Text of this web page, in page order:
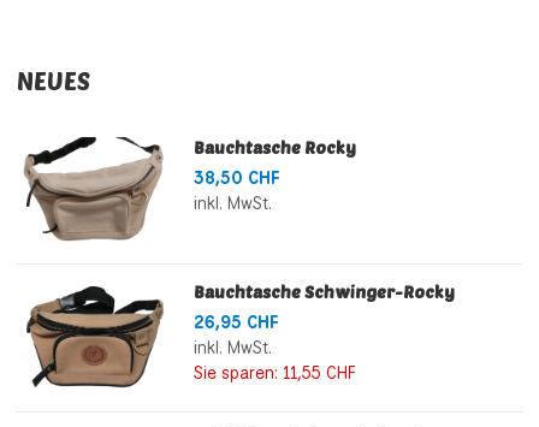
NEUES
Bauchtasche Rocky
38,50 CHF
inkl. MwSt.
Bauchtasche Schwinger-Rocky
26,95 CHF
inkl. MwSt.
Sie sparen: 11,55 CHF